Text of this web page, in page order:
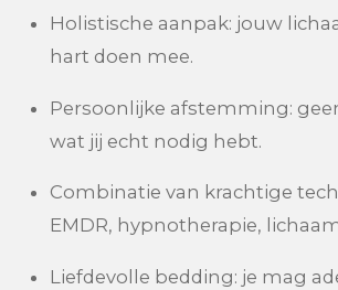
Holistische aanpak: jouw
hart doen mee.
Persoonlijke afstemming:
wat jij echt nodig hebt.
Combinatie van krachtige
EMDR, hypnotherapie,
Liefdevolle bedding: je mag